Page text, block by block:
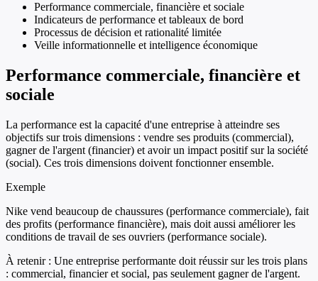
Performance commerciale, financière et sociale
Indicateurs de performance et tableaux de bord
Processus de décision et rationalité limitée
Veille informationnelle et intelligence économique
Performance commerciale, financière et
sociale
La performance est la capacité d'une entreprise à atteindre ses
objectifs sur trois dimensions : vendre ses produits (commercial),
gagner de l'argent (financier) et avoir un impact positif sur la société
(social). Ces trois dimensions doivent fonctionner ensemble.
Exemple
Nike vend beaucoup de chaussures (performance commerciale), fait
des profits (performance financière), mais doit aussi améliorer les
conditions de travail de ses ouvriers (performance sociale).
À retenir : Une entreprise performante doit réussir sur les trois plans
: commercial, financier et social, pas seulement gagner de l'argent.